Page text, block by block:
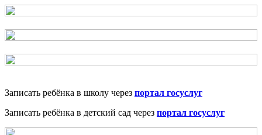
Записать ребёнка в школу через портал госуслуг
Записать ребёнка в детский сад через портал госуслуг